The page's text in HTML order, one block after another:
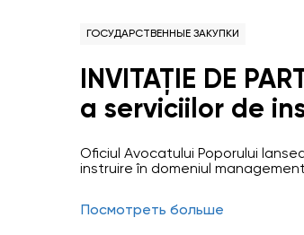
ГОСУДАРСТВЕННЫЕ ЗАКУПКИ
INVITAȚIE DE PARTICIPARE la
a serviciilor de
Oficiul Avocatului Poporului
instruire în domeniul
proprietate şi forma juridică…
Посмотреть больше